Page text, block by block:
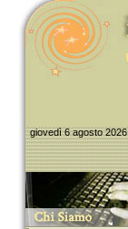
giovedì 6 agosto 2026